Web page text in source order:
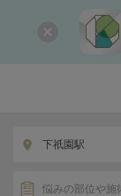
下祇園駅
悩みの部位や施